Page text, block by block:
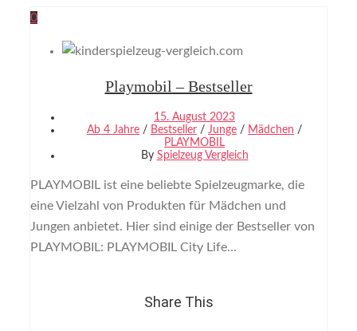
0
Playmobil – Bestseller
15. August 2023
Ab 4 Jahre / Bestseller / Junge / Mädchen /
PLAYMOBIL
By Spielzeug Vergleich
PLAYMOBIL ist eine beliebte Spielzeugmarke, die
eine Vielzahl von Produkten für Mädchen und
Jungen anbietet. Hier sind einige der Bestseller von
PLAYMOBIL: PLAYMOBIL City Life…
Share This